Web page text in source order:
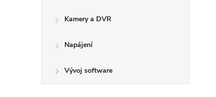
Kamery a DVR
Napájení
Vývoj software